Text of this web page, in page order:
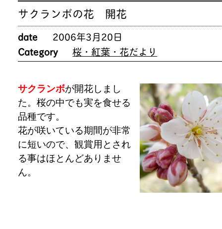
サクランボの花 開花
date
2006年3月20日
Category
桜・紅葉・花だより
サクランボが開花しまし
た。桜の中でも実を食せる
品種です。
花が咲いている期間が非常
に短いので、観賞用とされ
る事はほとんどありませ
ん。